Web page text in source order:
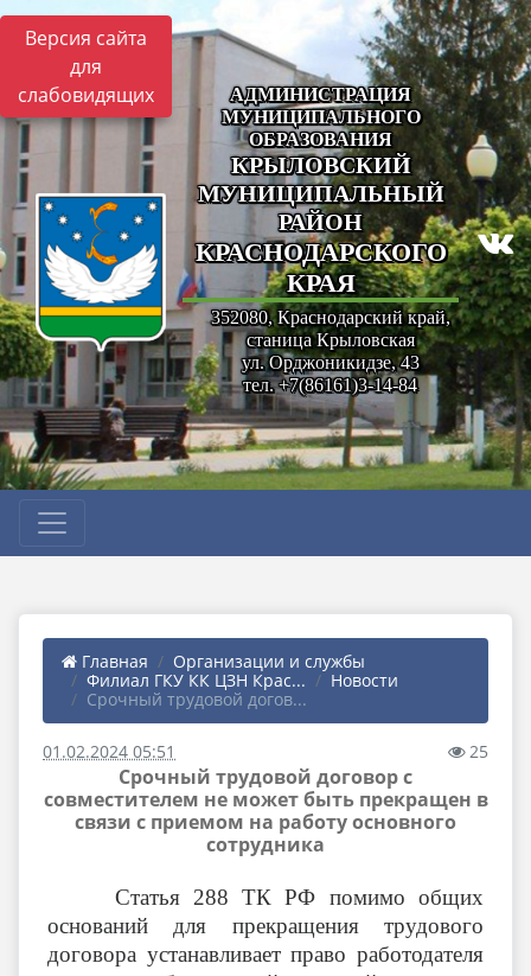
Версия сайта
для
слабовидящих
АДМИНИСТРАЦИЯ
МУНИЦИПАЛЬНОГО
ОБРАЗОВАНИЯ
КРЫЛОВСКИЙ
МУНИЦИПАЛЬНЫЙ
РАЙОН
КРАСНОДАРСКОГО
КРАЯ
352080, Краснодарский край,
станица Крыловская
ул. Орджоникидзе, 43
тел. +7(86161)3-14-84
Главная
Организации и службы
Филиал ГКУ КК ЦЗН Крас...
Новости
Срочный трудовой догов...
01.02.2024 05:51 25
Срочный трудовой договор с
совместителем не может быть прекращен в
связи с приемом на работу основного
сотрудника
Статья 288 ТК РФ помимо общих
оснований для прекращения трудового
договора устанавливает право работодателя